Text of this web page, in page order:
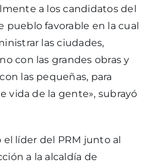
a los candidatos del
pueblo favorable en la cual
las ciudades,
con las grandes obras y
las pequeñas, para
vida de la gente», subrayó
líder del PRM junto al
a la alcaldía de